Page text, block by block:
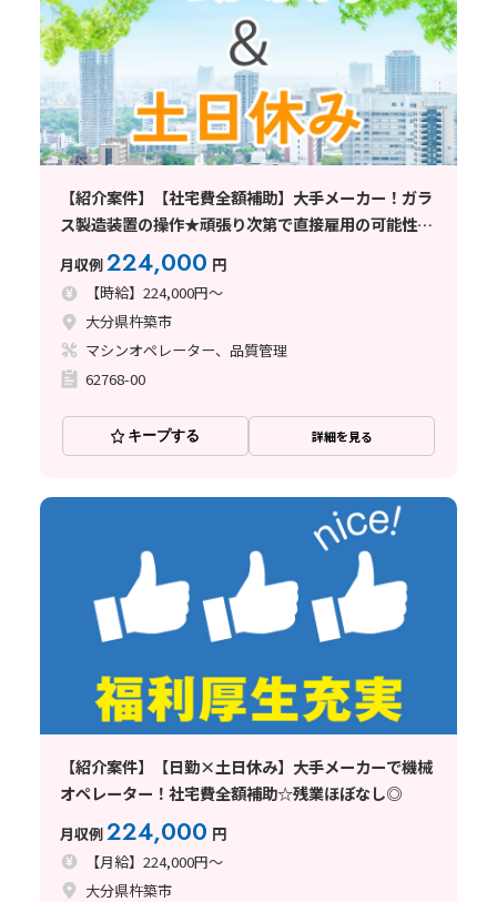
【紹介案件】【社宅費全額補助】大手メーカー！ガラ
ス製造装置の操作★頑張り次第で直接雇用の可能性も
月収例224,000 円
【時給】224,000円～
大分県杵築市
マシンオペレーター、品質管理
62768-00
キープする 詳細を見る
【紹介案件】【日勤×土日休み】大手メーカーで機械
オペレーター！社宅費全額補助☆残業ほぼなし◎
月収例224,000 円
【月給】224,000円～
大分県杵築市